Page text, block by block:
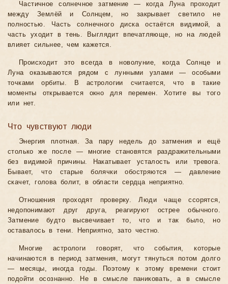
Частичное солнечное затмение — когда Луна проходит
между Землёй и Солнцем, но закрывает светило не
полностью. Часть солнечного диска остаётся видимой, а
часть уходит в тень. Выглядит впечатляюще, но на людей
влияет сильнее, чем кажется.
Происходит это всегда в новолуние, когда Солнце и
Луна оказываются рядом с лунными узлами — особыми
точками орбиты. В астрологии считается, что в такие
моменты открывается окно для перемен. Хотите вы того
или нет.
Что чувствуют люди
Энергия плотная. За пару недель до затмения и ещё
столько же после — многие становятся раздражительными
без видимой причины. Накатывает усталость или тревога.
Бывает, что старые болячки обостряются — давление
скачет, голова болит, в области сердца неприятно.
Отношения проходят проверку. Люди чаще ссорятся,
недопонимают друг друга, реагируют острее обычного.
Затмение будто высвечивает то, что и так было, но
оставалось в тени. Неприятно, зато честно.
Многие астрологи говорят, что события, которые
начинаются в период затмения, могут тянуться потом долго
— месяцы, иногда годы. Поэтому к этому времени стоит
подойти осознанно. Не в смысле паниковать, а в смысле